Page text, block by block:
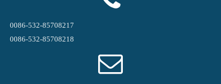
0086-532-85708217
0086-532-85708218